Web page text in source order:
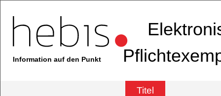
Information auf den Punkt
Titel